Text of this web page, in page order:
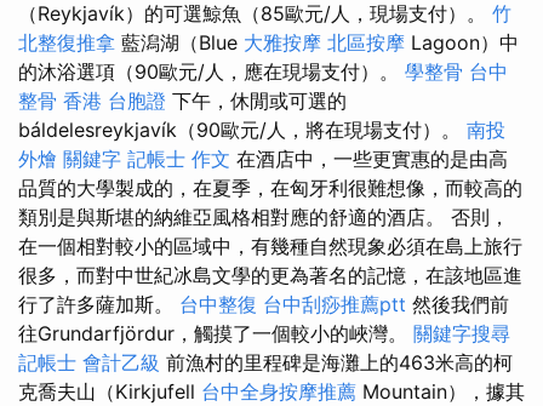
（Reykjavík）的可選鯨魚（85歐元/人，現場支付）。 竹
北整復推拿 藍潟湖（Blue 大雅按摩 北區按摩 Lagoon）中
的沐浴選項（90歐元/人，應在現場支付）。 學整骨 台中
整骨 香港 台胞證 下午，休閒或可選的
báldelesreykjavík（90歐元/人，將在現場支付）。 南投
外燴 關鍵字 記帳士 作文 在酒店中，一些更實惠的是由高
品質的大學製成的，在夏季，在匈牙利很難想像，而較高的
類別是與斯堪的納維亞風格相對應的舒適的酒店。 否則，
在一個相對較小的區域中，有幾種自然現象必須在島上旅行
很多，而對中世紀冰島文學的更為著名的記憶，在該地區進
行了許多薩加斯。 台中整復 台中刮痧推薦ptt 然後我們前
往Grundarfjördur，觸摸了一個較小的峽灣。 關鍵字搜尋
記帳士 會計乙級 前漁村的里程碑是海灘上的463米高的柯
克喬夫山（Kirkjufell 台中全身按摩推薦 Mountain），據其